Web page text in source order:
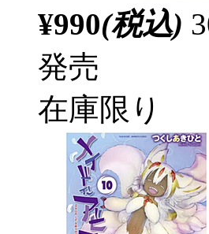
¥990(税込)
発売
在庫限り